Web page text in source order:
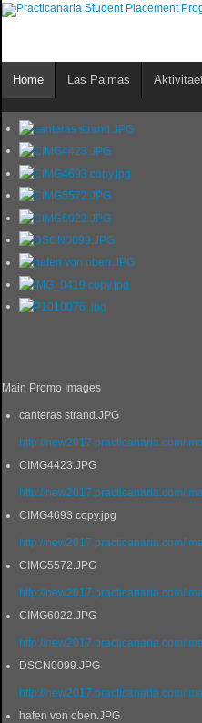
Home Las Palmas
Main Promo Images
canteras strand.JPG
http://new2017.practicanaria.com/
CIMG4423.JPG
http://new2017.practicanaria.com/
CIMG4693 copy.jpg
http://new2017.practicanaria.com/
CIMG5572.JPG
http://new2017.practicanaria.com/
CIMG6022.JPG
http://new2017.practicanaria.com/
DSCN0099.JPG
http://new2017.practicanaria.com/
hafen von oben.JPG